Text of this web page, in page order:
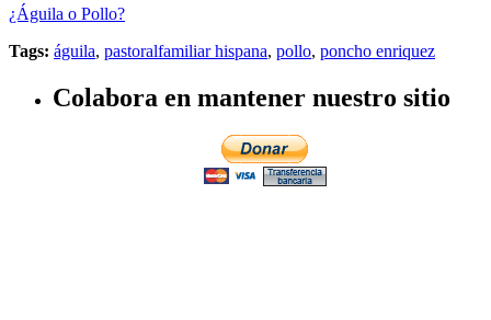
¿Águila o Pollo?
Tags: águila, pastoralfamiliar hispana, pollo, poncho enriquez
Colabora en mantener nuestro sitio